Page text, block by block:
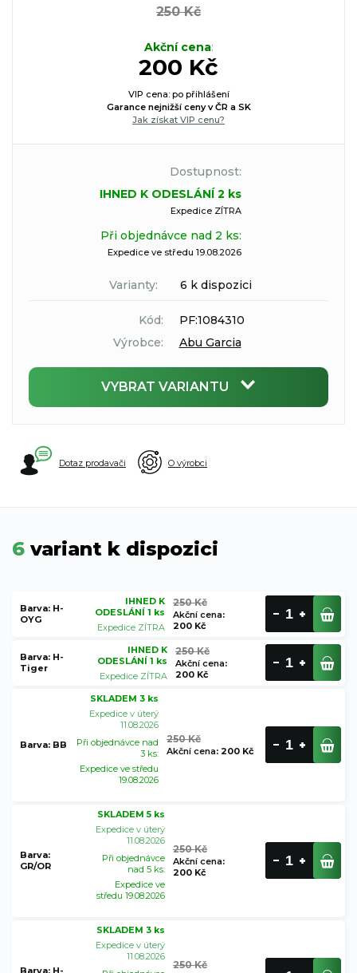
250 Kč
Akční cena:
200 Kč
VIP cena: po přihlášení
Garance nejnižší ceny v ČR a SK
Jak získat VIP cenu?
Dostupnost:
IHNED K ODESLÁNÍ 2 ks
Expedice ZÍTRA
Při objednávce nad 2 ks:
Expedice ve středu 19.08.2026
Varianty: 6 k dispozici
Kód:
PF:1084310
Výrobce:
Abu Garcia
VYBRAT VARIANTU
Dotaz prodavači O výrobci
6 variant k dispozici
Barva: H-
OYG
IHNED K
ODESLÁNÍ 1 ks
Expedice ZÍTRA
250 Kč
Akční cena:
200 Kč
Barva: H-
Tiger
IHNED K
ODESLÁNÍ 1 ks
Expedice ZÍTRA
250 Kč
Akční cena:
200 Kč
Barva: BB
SKLADEM 3 ks
Expedice v úterý
11.08.2026
Při objednávce nad
3 ks:
Expedice ve středu
19.08.2026
250 Kč
Akční cena: 200 Kč
Barva:
GR/OR
SKLADEM 5 ks
Expedice v úterý
11.08.2026
Při objednávce
nad 5 ks:
Expedice ve
středu 19.08.2026
250 Kč
Akční cena:
200 Kč
Barva: H-
SKLADEM 3 ks
Expedice v úterý
11.08.2026
250 Kč